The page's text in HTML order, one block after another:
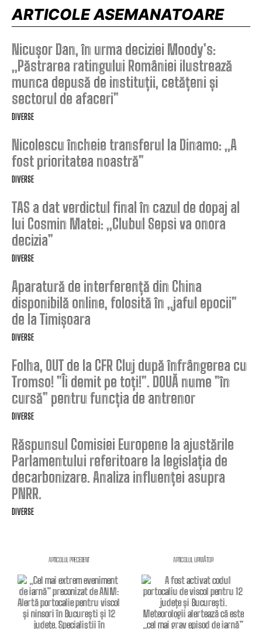
ARTICOLE ASEMANATOARE
Nicușor Dan, în urma deciziei Moody’s:
„Păstrarea ratingului României ilustrează
munca depusă de instituții, cetățeni și
sectorul de afaceri”
DIVERSE
Nicolescu încheie transferul la Dinamo: „A
fost prioritatea noastră”
DIVERSE
TAS a dat verdictul final în cazul de dopaj al
lui Cosmin Matei: „Clubul Sepsi va onora
decizia”
DIVERSE
Aparatură de interferență din China
disponibilă online, folosită în „jaful epocii”
de la Timișoara
DIVERSE
Folha, OUT de la CFR Cluj după înfrângerea cu
Tromso! ”Îi demit pe toți!”. DOUĂ nume ”în
cursă” pentru funcția de antrenor
DIVERSE
Răspunsul Comisiei Europene la ajustările
Parlamentului referitoare la legislația de
decarbonizare. Analiza influenței asupra
PNRR.
DIVERSE
ARTICOLUL PRECEDENT ARTICOLUL URMĂTOR